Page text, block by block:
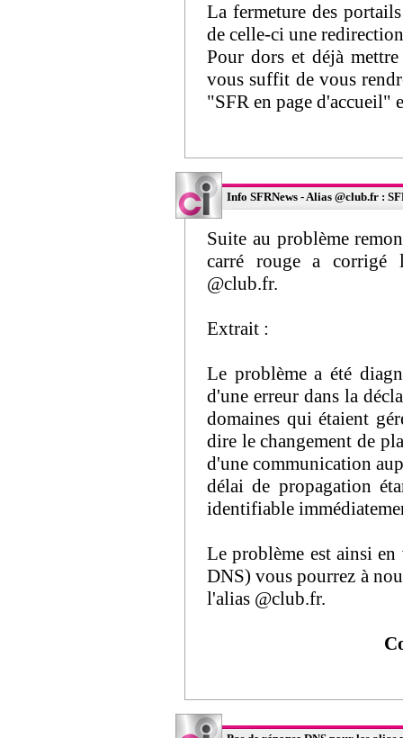
La fermeture des
de celle-ci une
Pour dors et déjà
vous suffit de vous
"SFR en page d'accueil"
Info SFRNews - Alias @club.fr :
Suite au problème
carré rouge a corrigé
@club.fr.
Extrait :
Le problème a été
d'une erreur dans la
domaines qui étaient
dire le changement de
d'une communication
délai de propagation
identifiable
Le problème est ainsi
DNS) vous pourrez à
l'alias @club.fr.